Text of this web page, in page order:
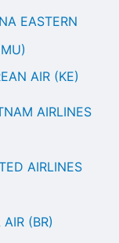
EASTERN
AIR (KE)
AIRLINES
AIRLINES
AIR (BR)